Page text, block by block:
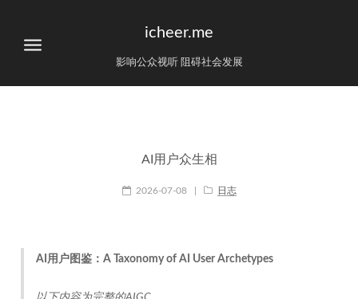
icheer.me
影响公众视听 阻碍社会发展
AI用户众生相
2026-07-08 日志
AI用户图鉴：A Taxonomy of AI User Archetypes